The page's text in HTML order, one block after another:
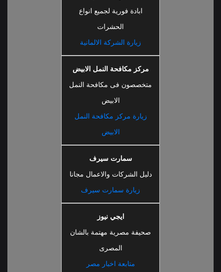
ابادة فورية لجميع انواع
الحشرات
زيارة الشركة الالمانية
مركز مكافحة النمل الابيض
متخصصون فى مكافحة النمل
الابيض
زيارة مركز مكافحة النمل
الابيض
سمارت سيرف
دليل الشركات والاعمال مجانا
زيارة سمارت سيرف
ايجي نيوز
صحيفة مصرية مهتمة بالشان
المصرى
متابعة اخبار مصر